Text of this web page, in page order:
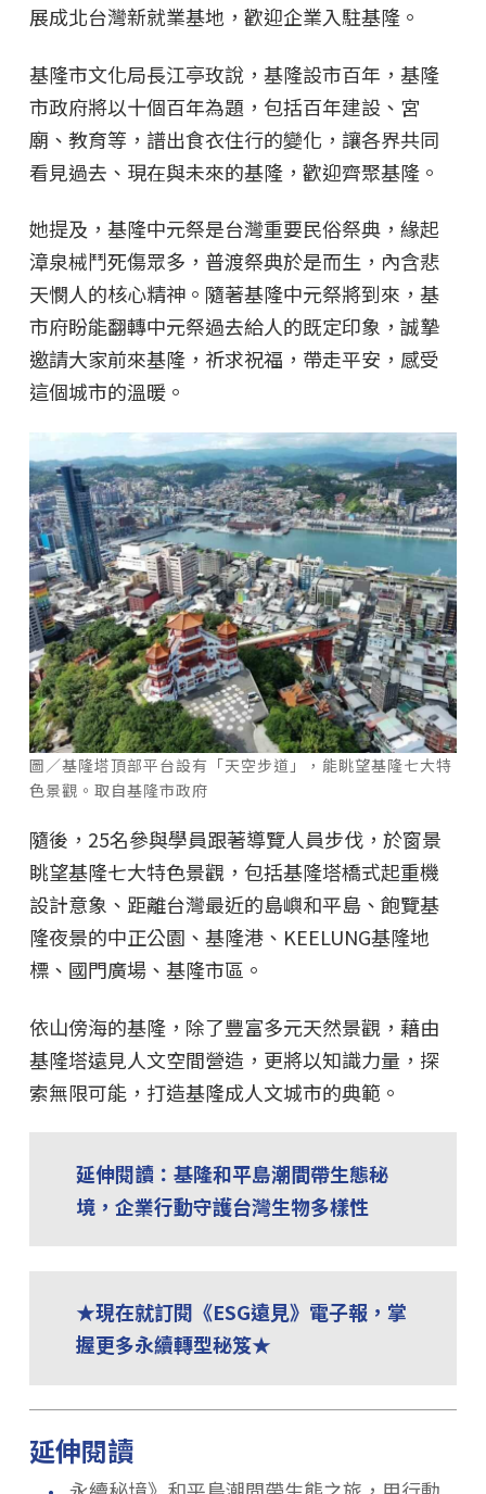
展成北台灣新就業基地，歡迎企業入駐基隆。
基隆市文化局長江亭玫說，基隆設市百年，基隆
市政府將以十個百年為題，包括百年建設、宮
廟、教育等，譜出食衣住行的變化，讓各界共同
看見過去、現在與未來的基隆，歡迎齊聚基隆。
她提及，基隆中元祭是台灣重要民俗祭典，緣起
漳泉械鬥死傷眾多，普渡祭典於是而生，內含悲
天憫人的核心精神。隨著基隆中元祭將到來，基
市府盼能翻轉中元祭過去給人的既定印象，誠摯
邀請大家前來基隆，祈求祝福，帶走平安，感受
這個城市的溫暖。
圖／基隆塔頂部平台設有「天空步道」，能眺望基隆七大特
色景觀。取自基隆市政府
隨後，25名參與學員跟著導覽人員步伐，於窗景
眺望基隆七大特色景觀，包括基隆塔橋式起重機
設計意象、距離台灣最近的島嶼和平島、飽覽基
隆夜景的中正公園、基隆港、KEELUNG基隆地
標、國門廣場、基隆市區。
依山傍海的基隆，除了豐富多元天然景觀，藉由
基隆塔遠見人文空間營造，更將以知識力量，探
索無限可能，打造基隆成人文城市的典範。
延伸閱讀：基隆和平島潮間帶生態秘
境，企業行動守護台灣生物多樣性
★現在就訂閱《ESG遠見》電子報，掌
握更多永續轉型秘笈★
延伸閱讀